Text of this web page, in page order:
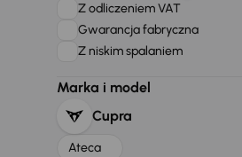
Z odliczeniem VAT
Gwarancja fabryczna
Z niskim spalaniem
Marka i model
Cupra
Ateca